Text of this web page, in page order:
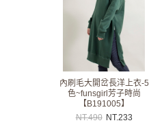
內刷毛大開岔長洋上衣-5
色~funsgirl芳子時尚
【B191005】
NT.490 NT.233